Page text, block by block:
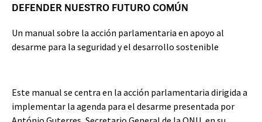
DEFENDER NUESTRO FUTURO COMÚN
Un manual sobre la acción parlamentaria en apoyo al
desarme para la seguridad y el desarrollo sostenible
Este manual se centra en la acción parlamentaria dirigida a
implementar la agenda para el desarme presentada por